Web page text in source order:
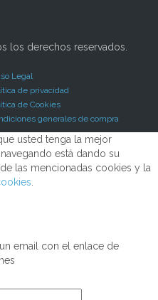
los derechos reservados.
Legal
de privacidad
de Cookies
generales de compra
usted tenga la mejor
está dando su
las mencionadas cookies y la
email con el enlace de